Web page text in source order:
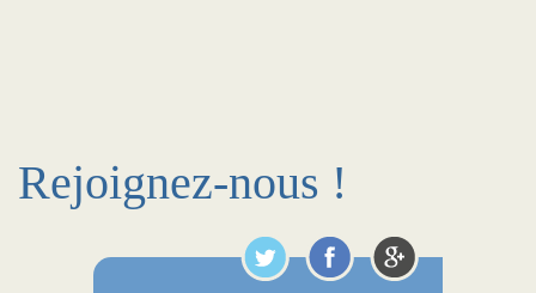
Rejoignez-nous !